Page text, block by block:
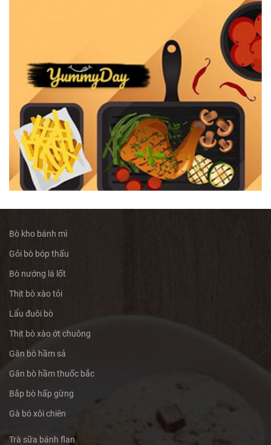
Bò kho bánh mì
Gỏi bò bóp thấu
Bò nướng lá lốt
Thịt bò xào tỏi
Lẩu đuôi bò
Thịt bò xào ớt chuông
Gân bò hầm sả
Gân bò hầm thuốc bắc
Bắp bò hấp gừng
Gà bó xôi chiên
Trà sữa bánh flan